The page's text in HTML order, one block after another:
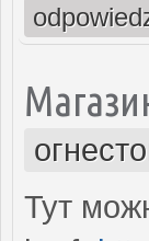
Тут